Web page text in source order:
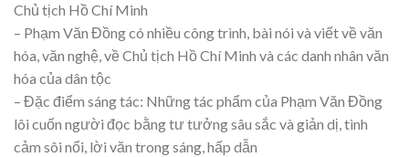
Chủ tịch Hồ Chí Minh
– Phạm Văn Đồng có nhiều công trình, bài nói và viết về văn
hóa, văn nghệ, về Chủ tịch Hồ Chí Minh và các danh nhân văn
hóa của dân tộc
– Đặc điểm sáng tác: Những tác phẩm của Phạm Văn Đồng
lôi cuốn người đọc bằng tư tưởng sâu sắc và giản dị, tình
cảm sôi nổi, lời văn trong sáng, hấp dẫn